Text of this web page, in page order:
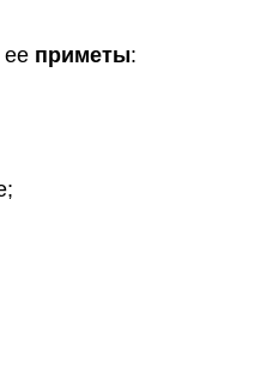
ее приметы: